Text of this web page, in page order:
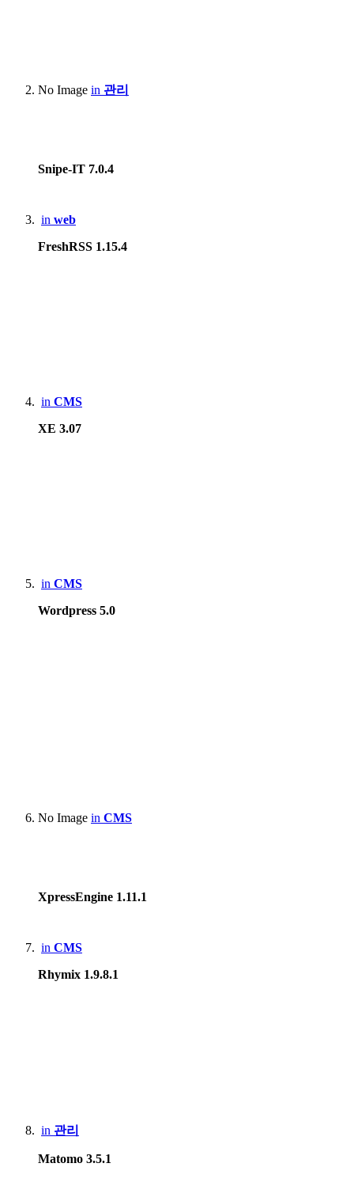
Apple iPhone 15 Pro Max
Xiaomi Redmi Note 4, Mi 8
Lenovo Phab2 Pro
Apple iPad 9th gen
Apple iPad Air2
Microsoft Xbox 360, Xbox One X
Nintendo DS Lite, 3DS XL, Switch Lite, Switch
No Image in 관리
Snipe-IT 7.0.4
in web
FreshRSS 1.15.4
in CMS
XE 3.07
in CMS
Wordpress 5.0
No Image in CMS
XpressEngine 1.11.1
in CMS
Rhymix 1.9.8.1
in 관리
Matomo 3.5.1